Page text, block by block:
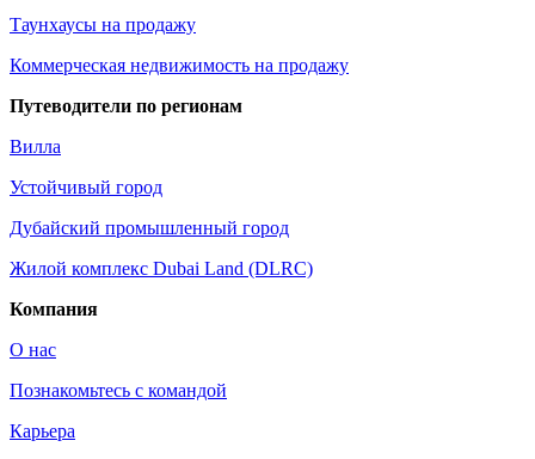
Таунхаусы на продажу
Коммерческая недвижимость на продажу
Путеводители по регионам
Вилла
Устойчивый город
Дубайский промышленный город
Жилой комплекс Dubai Land (DLRC)
Компания
О нас
Познакомьтесь с командой
Карьера